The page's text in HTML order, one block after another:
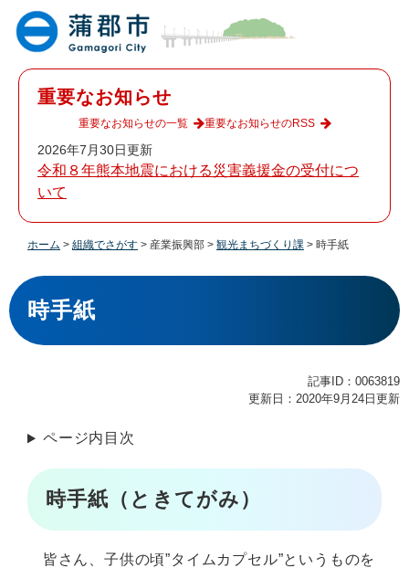
重要なお知らせ
2026年7月30日更新
令和８年熊本地震における災害義援金の受付につ
いて
重要なお知らせの一覧 重要なお知らせのRSS
ホーム > 組織でさがす > 産業振興部 > 観光まちづくり課 > 時手紙
本
文
時手紙
記事ID：0063819
更新日：2020年9月24日更新
ページ内目次
時手紙（ときてがみ）
皆さん、子供の頃”タイムカプセル”というものを